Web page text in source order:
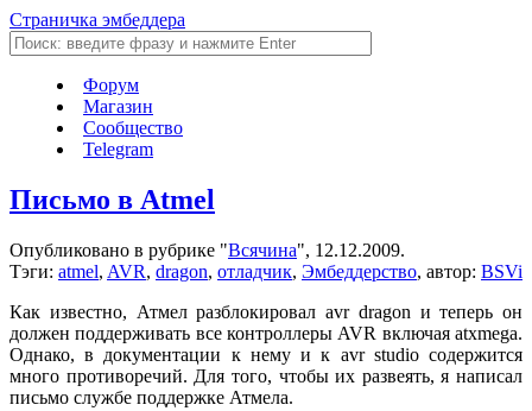
Страничка эмбеддера
Форум
Магазин
Сообщество
Telegram
Письмо в Atmel
Опубликовано в рубрике "Всячина", 12.12.2009.
Тэги: atmel, AVR, dragon, отладчик, Эмбеддерство, автор: BSVi
Как известно, Атмел разблокировал avr dragon и теперь он
должен поддерживать все контроллеры AVR включая atxmega.
Однако, в документации к нему и к avr studio содержится
много противоречий. Для того, чтобы их развеять, я написал
письмо службе поддержке Атмела.